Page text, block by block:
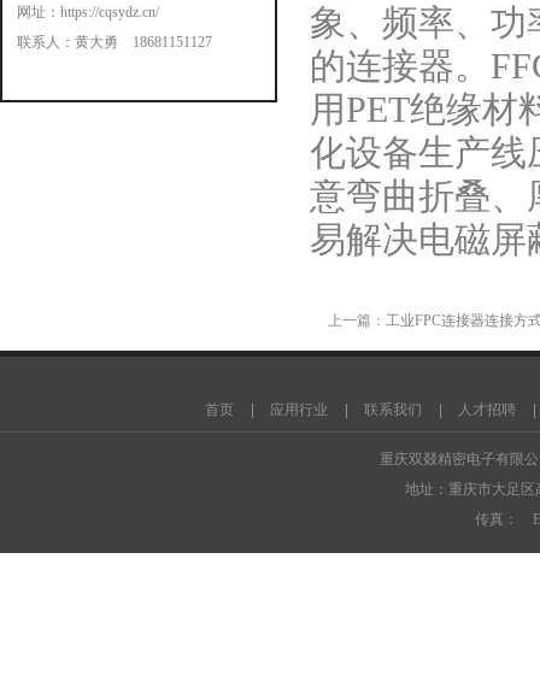
网址： https://cqsydz.cn/
联系人：黄大勇 18681151127
象、频率、功
的连接器。
用PET绝缘材
化设备生产线
意弯曲折叠、
易解决电磁
上一篇： 工业FPC连接器连接方
机
三回程烘干机 腻子粉包装机
首页 应用行业 联系我们 人才招聘
重庆双叕精密电子有限
地址：重庆市大足
传真： E-